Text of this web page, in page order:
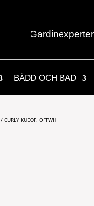
Gardinexperter
BÄDD OCH BAD
/ CURLY KUDDF. OFFWH